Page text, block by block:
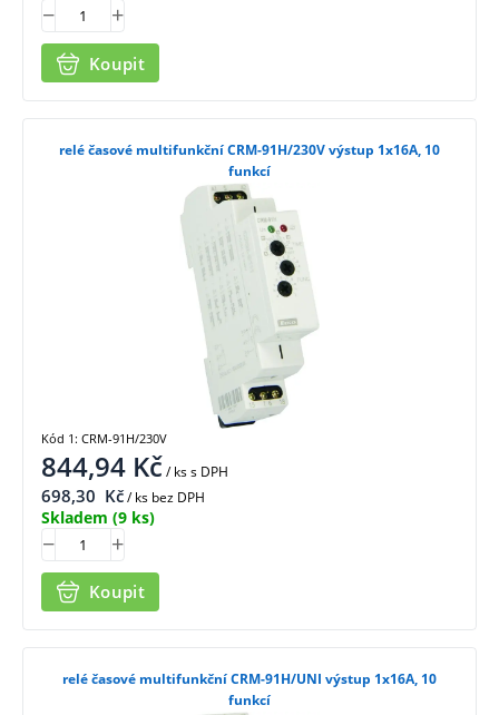
Koupit
relé časové multifunkční CRM-91H/230V výstup 1x16A, 10
funkcí
844,94 Kč/ kss DPH
698,30 Kč/ ks bez DPH
Skladem (9 ks)
Koupit
Kód 1: CRM-91H/230V
relé časové multifunkční CRM-91H/UNI výstup 1x16A, 10
funkcí